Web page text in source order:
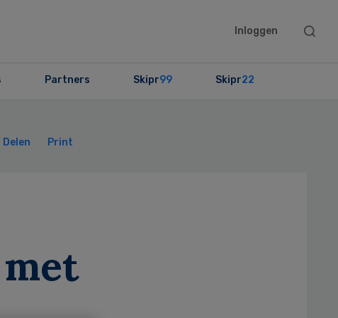
Inloggen
Search
Partners Skipr99 Skipr22
Delen Print